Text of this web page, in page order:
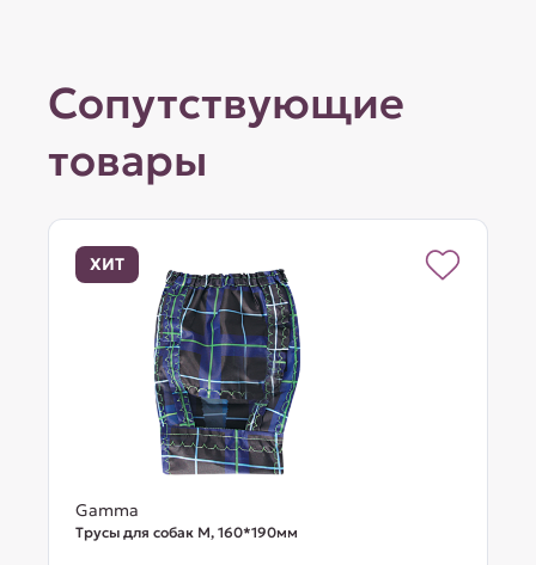
Сопутствующие
товары
ХИТ
Gamma
Трусы для собак M, 160*190мм